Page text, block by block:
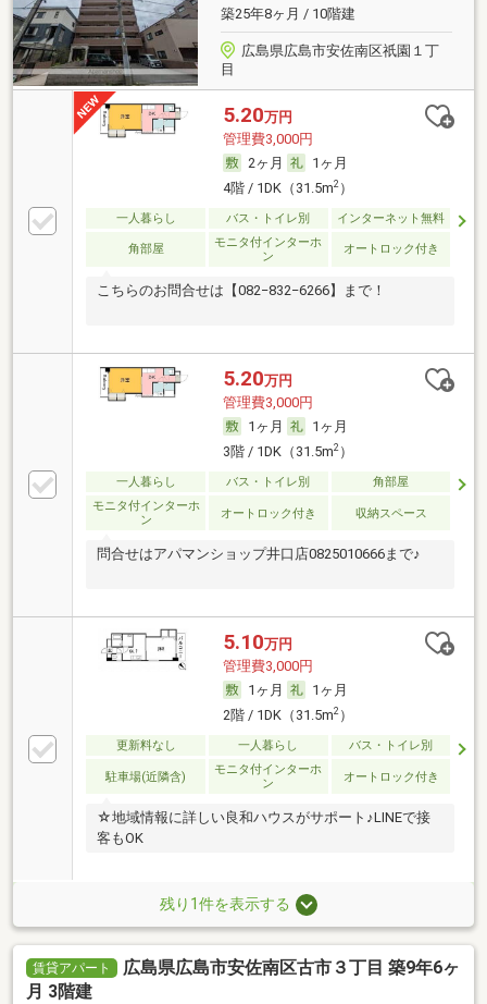
築25年8ヶ月 / 10階建
広島県広島市安佐南区祇園１丁
目
5.20万円
管理費3,000円
2ヶ月
1ヶ月
4階 / 1DK（31.5m2）
一人暮らし バス・トイレ別 インターネット無料
角部屋
モニタ付インターホ
ン
オートロック付き
こちらのお問合せは【082−832−6266】まで！
5.20万円
管理費3,000円
1ヶ月
1ヶ月
3階 / 1DK（31.5m2）
一人暮らし バス・トイレ別
角部屋
モニタ付インターホ
ン
オートロック付き 収納スペース
問合せはアパマンショップ井口店0825010666まで♪
5.10万円
管理費3,000円
1ヶ月
1ヶ月
2階 / 1DK（31.5m2）
更新料なし 一人暮らし バス・トイレ別
駐車場(近隣含)
モニタ付インターホ
ン
オートロック付き
☆地域情報に詳しい良和ハウスがサポート♪LINEで接
客もOK
残り1件を表示する
賃貸アパート
広島県広島市安佐南区古市３丁目 築9年6ヶ
月 3階建